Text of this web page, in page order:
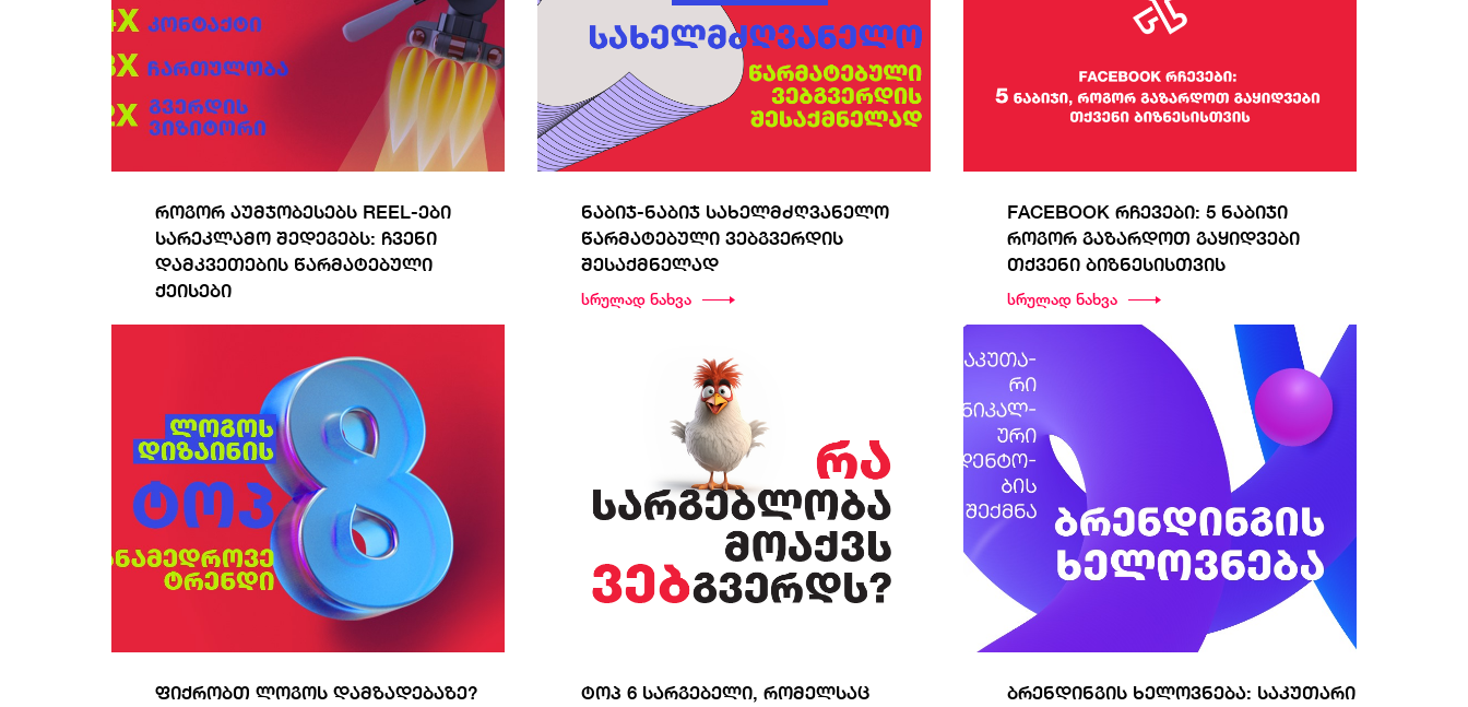
როგორ აუმჯობესებს REEL-ები
სარეკლამო შედეგებს: ჩვენი
დამკვეთების წარმატებული
ქეისები
სრულად ნახვა
ნაბიჯ-ნაბიჯ სახელმძღვანელო
წარმატებული ვებგვერდის
შესაქმნელად
სრულად ნახვა
FACEBOOK რჩევები: 5 ნაბიჯი
როგორ გაზარდოთ გაყიდვები
თქვენი ბიზნესისთვის
სრულად ნახვა
ფიქრობთ ლოგოს დამზადებაზე?
ტოპ 6 სარგებელი, რომელსაც
ბრენდინგის ხელოვნება: საკუთარი